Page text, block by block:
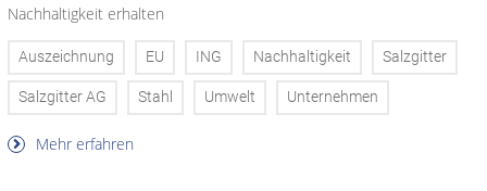
Nachhaltigkeit erhalten
Auszeichnung EU ING Nachhaltigkeit Salzgitter
Salzgitter AG Stahl Umwelt Unternehmen
Mehr erfahren